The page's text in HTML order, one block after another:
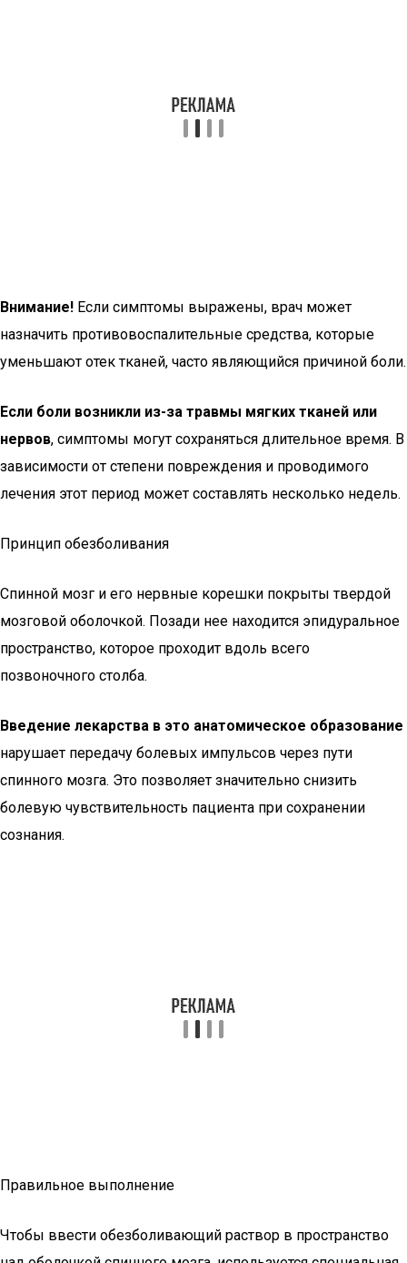
Внимание! Если симптомы выражены, врач может
назначить противовоспалительные средства, которые
уменьшают отек тканей, часто являющийся причиной боли.
Если боли возникли из-за травмы мягких тканей или
нервов, симптомы могут сохраняться длительное время. В
зависимости от степени повреждения и проводимого
лечения этот период может составлять несколько недель.
Принцип обезболивания
Спинной мозг и его нервные корешки покрыты твердой
мозговой оболочкой. Позади нее находится эпидуральное
пространство, которое проходит вдоль всего
позвоночного столба.
Введение лекарства в это анатомическое образование
нарушает передачу болевых импульсов через пути
спинного мозга. Это позволяет значительно снизить
болевую чувствительность пациента при сохранении
сознания.
Правильное выполнение
Чтобы ввести обезболивающий раствор в пространство